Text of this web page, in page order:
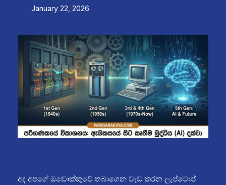
January 22, 2026
අද අපගේ ඔඩොක්කුවේ තබාගෙන වැඩ කරන ලැප්ටොප්